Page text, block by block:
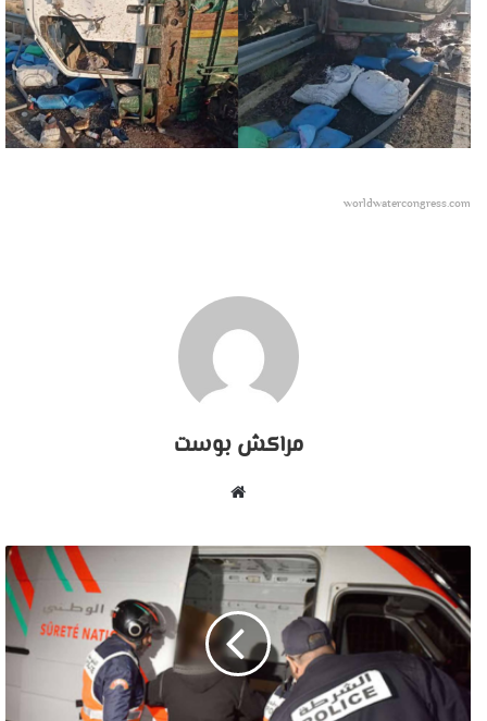
worldwatercongress.com
مراكش بوست